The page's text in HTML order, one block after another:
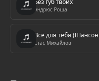
Без губ твоих
Андрюс Роща
Всё для тебя
Стас Михайлов